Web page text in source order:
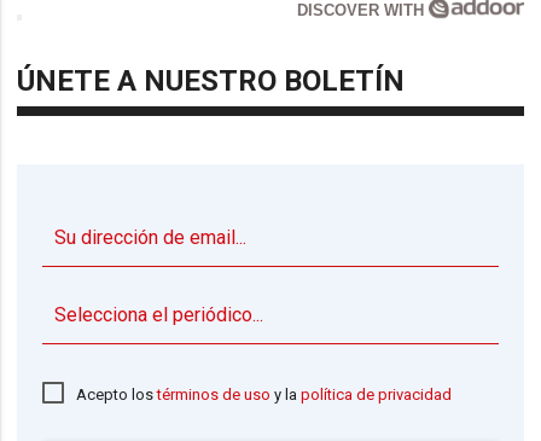
DISCOVER WITH
ÚNETE A NUESTRO BOLETÍN
Acepto lostérminos de uso y lapolítica de privacidad